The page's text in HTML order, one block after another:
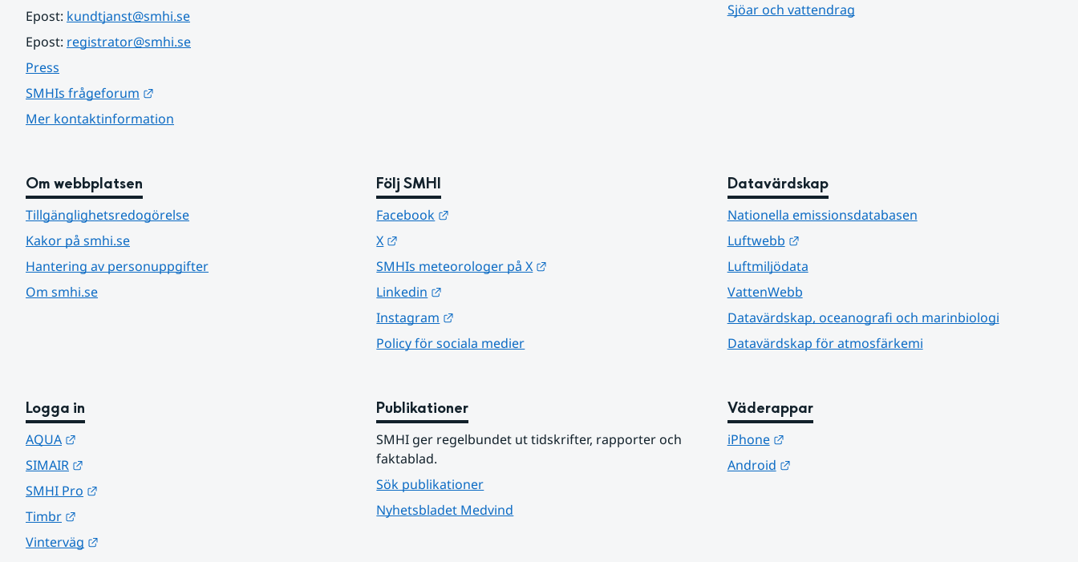
Epost: kundtjanst@smhi.se
Epost: registrator@smhi.se
Press
SMHIs frågeforum
Mer kontaktinformation
Sjöar och vattendrag
Om webbplatsen
Tillgänglighetsredogörelse
Kakor på smhi.se
Hantering av personuppgifter
Om smhi.se
Följ SMHI
Facebook
X
SMHIs meteorologer på X
Linkedin
Instagram
Policy för sociala medier
Datavärdskap
Nationella emissionsdatabasen
Luftwebb
Länk till annan webbplats.
Luftmiljödata
VattenWebb
Datavärdskap, oceanografi och marinbiologi
Datavärdskap för atmosfärkemi
Logga in
AQUA
SIMAIR
SMHI Pro
Timbr
Vinterväg
Publikationer
SMHI ger regelbundet ut tidskrifter, rapporter och
faktablad.
Sök publikationer
Nyhetsbladet Medvind
Väderappar
iPhone
Länk till annan webbplats.
Android
Länk till annan webbplats.